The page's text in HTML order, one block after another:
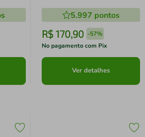
5.997 pontos
R$ 170,90 -57%
No pagamento com Pix
Ver detalhes